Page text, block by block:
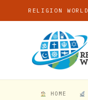
RELIGION
HOME